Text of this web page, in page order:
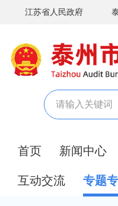
江苏省人民政府
首页 新闻中心
互动交流 专题